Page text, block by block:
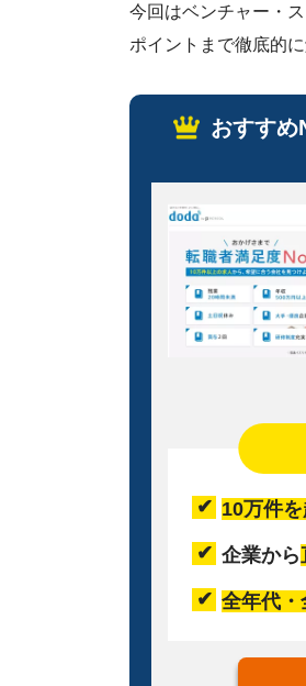
今回はベンチャー・
ポイントまで徹底的
おすすめ
10万件
企業から
全年代